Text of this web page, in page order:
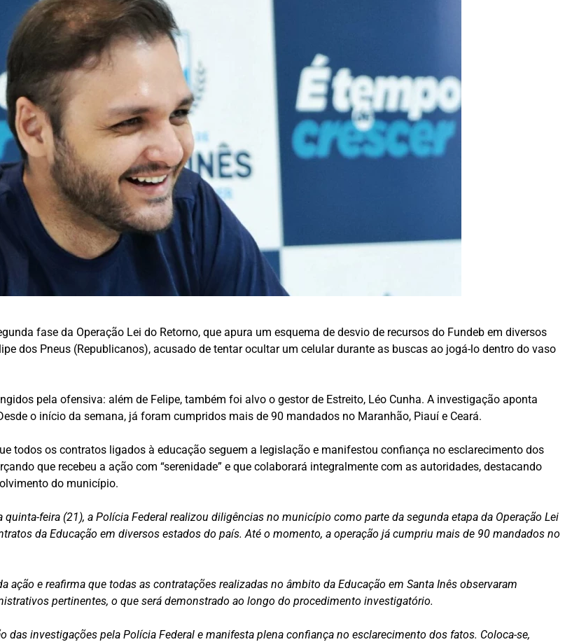
fase da Operação Lei do Retorno, que apura um esquema de desvio de recursos do Fundeb em diversos
dos Pneus (Republicanos), acusado de tentar ocultar um celular durante as buscas ao jogá-lo dentro do vaso
pela ofensiva: além de Felipe, também foi alvo o gestor de Estreito, Léo Cunha. A investigação aponta
o início da semana, já foram cumpridos mais de 90 mandados no Maranhão, Piauí e Ceará.
todos os contratos ligados à educação seguem a legislação e manifestou confiança no esclarecimento dos
que recebeu a ação com “serenidade” e que colaborará integralmente com as autoridades, destacando
do município.
feira (21), a Polícia Federal realizou diligências no município como parte da segunda etapa da Operação Lei
da Educação em diversos estados do país. Até o momento, a operação já cumpriu mais de 90 mandados no
ação e reafirma que todas as contratações realizadas no âmbito da Educação em Santa Inês observaram
pertinentes, o que será demonstrado ao longo do procedimento investigatório.
das investigações pela Polícia Federal e manifesta plena confiança no esclarecimento dos fatos. Coloca-se,